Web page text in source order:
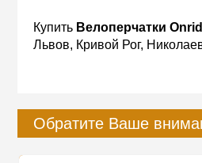
Купить Велоперчатки
Львов, Кривой Рог,
Обратите Ваше